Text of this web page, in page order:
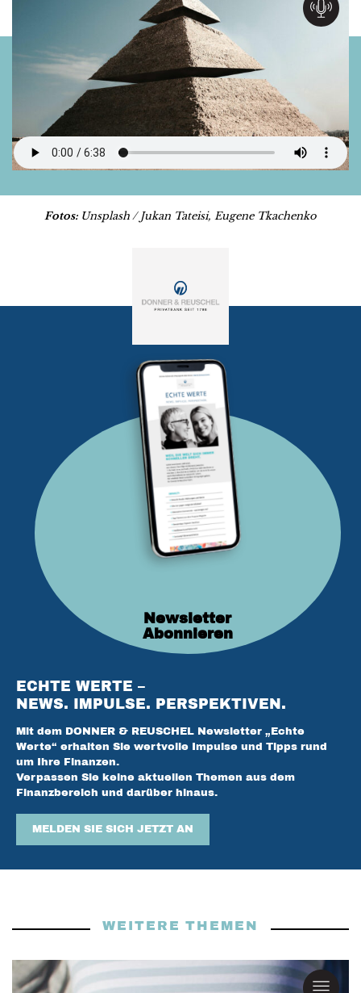
Fotos: Unsplash / Jukan Tateisi, Eugene Tkachenko
ECHTE WERTE –
NEWS. IMPULSE. PERSPEKTIVEN.
Mit dem DONNER & REUSCHEL Newsletter „Echte
Werte“ erhalten Sie wertvolle Impulse und Tipps rund
um Ihre Finanzen.
Verpassen Sie keine aktuellen Themen aus dem
Finanzbereich und darüber hinaus.
MELDEN SIE SICH JETZT AN
Newsletter
Abonnieren
WEITERE THEMEN